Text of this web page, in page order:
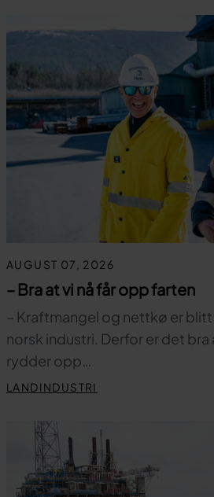
AUGUST 07, 2026
– Bra at vi nå får opp farten
– Kraftmangel og nettkø er
norsk industri. Derfor er det bra
rydder opp…
LANDINDUSTRI